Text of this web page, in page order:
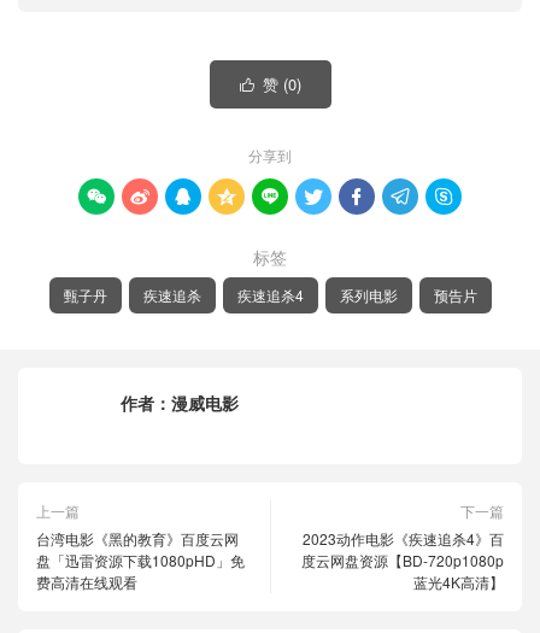
 赞 (0)
分享到
        
标签
甄子丹 疾速追杀 疾速追杀4 系列电影 预告片
作者： 漫威电影
上一篇
台湾电影《黑的教育》百度云网
盘「迅雷资源下载1080pHD」免
费高清在线观看
下一篇
2023动作电影《疾速追杀4》百
度云网盘资源【BD-720p1080p
蓝光4K高清】